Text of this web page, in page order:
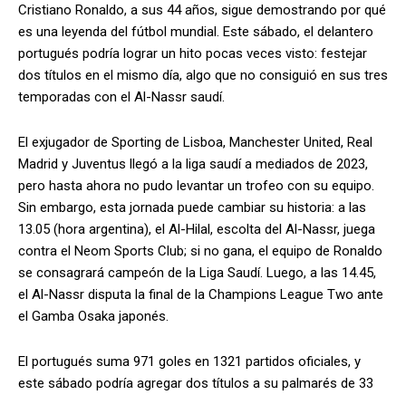
Cristiano Ronaldo, a sus 44 años, sigue demostrando por qué
es una leyenda del fútbol mundial. Este sábado, el delantero
portugués podría lograr un hito pocas veces visto: festejar
dos títulos en el mismo día, algo que no consiguió en sus tres
temporadas con el Al-Nassr saudí.
El exjugador de Sporting de Lisboa, Manchester United, Real
Madrid y Juventus llegó a la liga saudí a mediados de 2023,
pero hasta ahora no pudo levantar un trofeo con su equipo.
Sin embargo, esta jornada puede cambiar su historia: a las
13.05 (hora argentina), el Al-Hilal, escolta del Al-Nassr, juega
contra el Neom Sports Club; si no gana, el equipo de Ronaldo
se consagrará campeón de la Liga Saudí. Luego, a las 14.45,
el Al-Nassr disputa la final de la Champions League Two ante
el Gamba Osaka japonés.
El portugués suma 971 goles en 1321 partidos oficiales, y
este sábado podría agregar dos títulos a su palmarés de 33